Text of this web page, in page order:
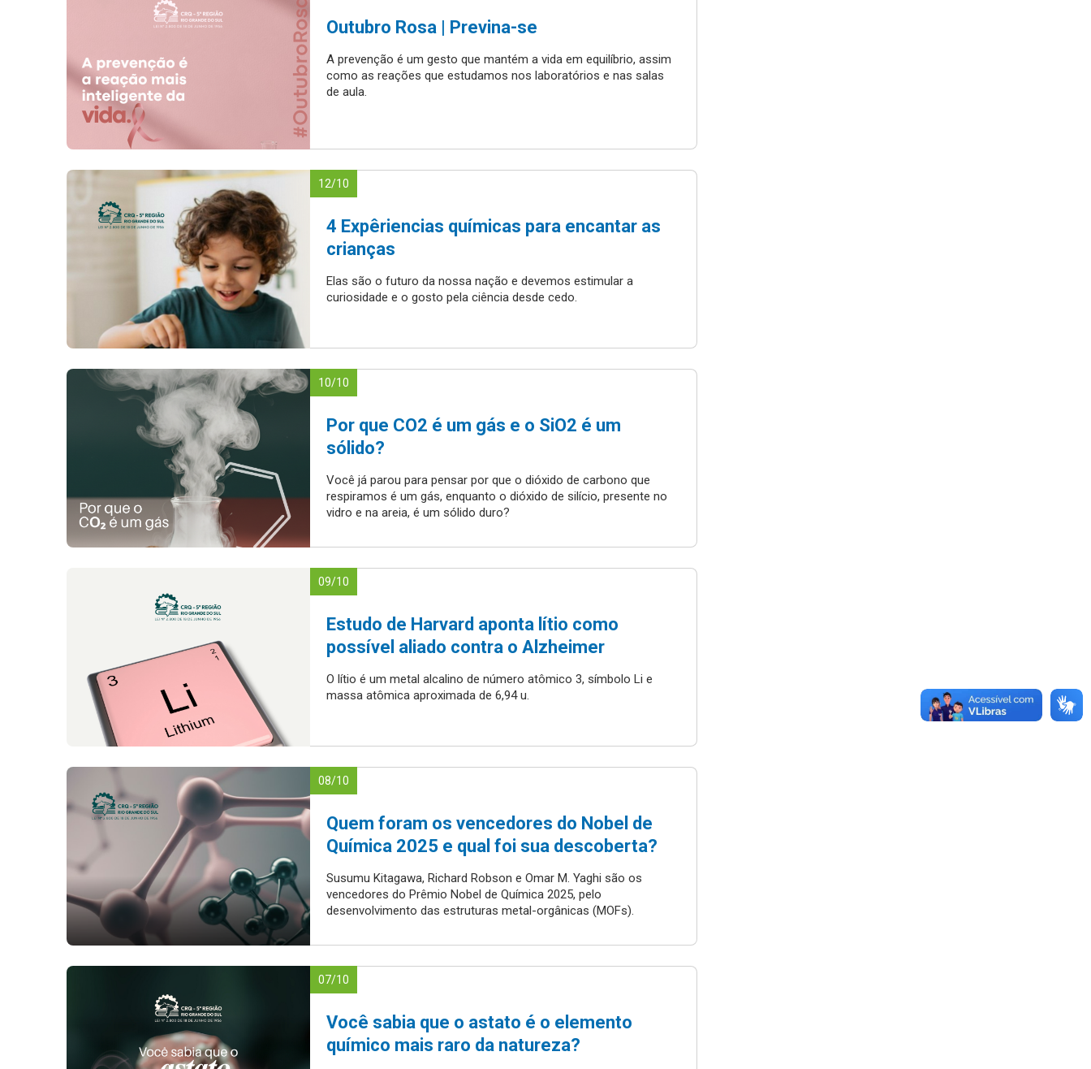
Outubro Rosa | Previna-se
A prevenção é um gesto que mantém a vida em equilíbrio, assim
como as reações que estudamos nos laboratórios e nas salas
de aula.
12/10
4 Expêriencias químicas para encantar as
crianças
Elas são o futuro da nossa nação e devemos estimular a
curiosidade e o gosto pela ciência desde cedo.
10/10
Por que CO2 é um gás e o SiO2 é um
sólido?
Você já parou para pensar por que o dióxido de carbono que
respiramos é um gás, enquanto o dióxido de silício, presente no
vidro e na areia, é um sólido duro?
09/10
Estudo de Harvard aponta lítio como
possível aliado contra o Alzheimer
O lítio é um metal alcalino de número atômico 3, símbolo Li e
massa atômica aproximada de 6,94 u.
08/10
Quem foram os vencedores do Nobel de
Química 2025 e qual foi sua descoberta?
Susumu Kitagawa, Richard Robson e Omar M. Yaghi são os
vencedores do Prêmio Nobel de Química 2025, pelo
desenvolvimento das estruturas metal-orgânicas (MOFs).
07/10
Você sabia que o astato é o elemento
químico mais raro da natureza?